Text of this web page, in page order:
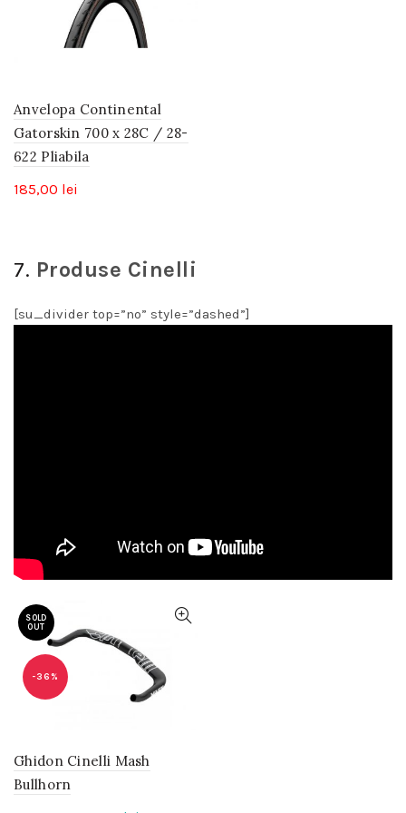
Anvelopa Continental
Gatorskin 700 x 28C / 28-
622 Pliabila
185,00 lei
7. Produse Cinelli
[su_divider top=”no” style=”dashed”]
-36%
SOLD
OUT
Ghidon Cinelli Mash
Bullhorn